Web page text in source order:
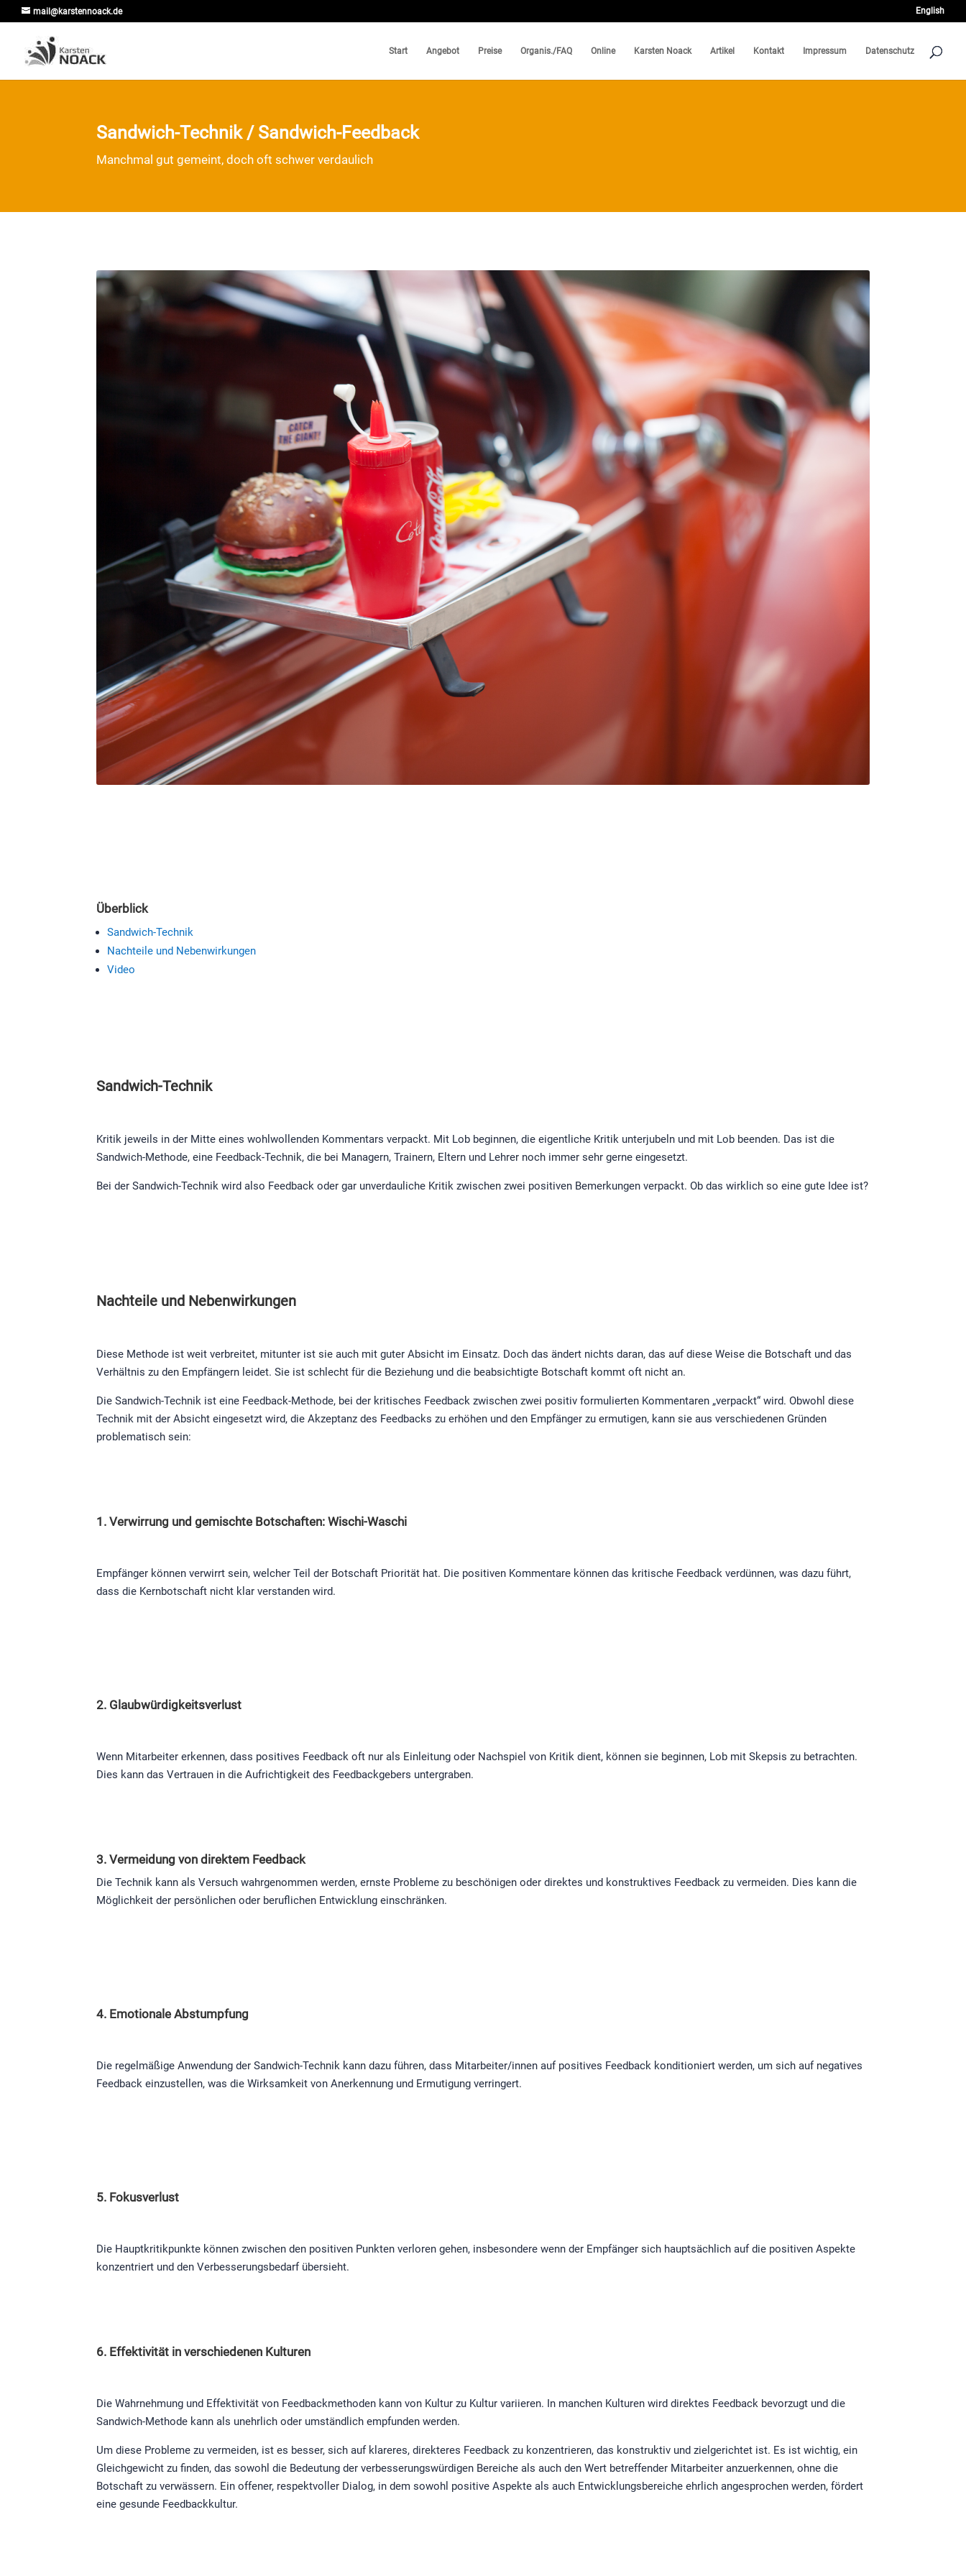
mail@karstennoack.de English
Start Angebot Preise Organis./FAQ Online Karsten Noack Artikel Kontakt Impressum Datenschutz
Sandwich-Technik / Sandwich-Feedback
Manchmal gut gemeint, doch oft schwer verdaulich
Überblick
Sandwich-Technik
Nachteile und Nebenwirkungen
Video
Sandwich-Technik
Kritik jeweils in der Mitte eines wohlwollenden Kommentars verpackt. Mit Lob beginnen, die eigentliche Kritik unterjubeln und mit Lob beenden. Das ist die
Sandwich-Methode, eine Feedback-Technik, die bei Managern, Trainern, Eltern und Lehrer noch immer sehr gerne eingesetzt.
Bei der Sandwich-Technik wird also Feedback oder gar unverdauliche Kritik zwischen zwei positiven Bemerkungen verpackt. Ob das wirklich so eine gute Idee ist?
Nachteile und Nebenwirkungen
Diese Methode ist weit verbreitet, mitunter ist sie auch mit guter Absicht im Einsatz. Doch das ändert nichts daran, das auf diese Weise die Botschaft und das
Verhältnis zu den Empfängern leidet. Sie ist schlecht für die Beziehung und die beabsichtigte Botschaft kommt oft nicht an.
Die Sandwich-Technik ist eine Feedback-Methode, bei der kritisches Feedback zwischen zwei positiv formulierten Kommentaren „verpackt“ wird. Obwohl diese
Technik mit der Absicht eingesetzt wird, die Akzeptanz des Feedbacks zu erhöhen und den Empfänger zu ermutigen, kann sie aus verschiedenen Gründen
problematisch sein:
1. Verwirrung und gemischte Botschaften: Wischi-Waschi
Empfänger können verwirrt sein, welcher Teil der Botschaft Priorität hat. Die positiven Kommentare können das kritische Feedback verdünnen, was dazu führt,
dass die Kernbotschaft nicht klar verstanden wird.
2. Glaubwürdigkeitsverlust
Wenn Mitarbeiter erkennen, dass positives Feedback oft nur als Einleitung oder Nachspiel von Kritik dient, können sie beginnen, Lob mit Skepsis zu betrachten.
Dies kann das Vertrauen in die Aufrichtigkeit des Feedbackgebers untergraben.
3. Vermeidung von direktem Feedback
Die Technik kann als Versuch wahrgenommen werden, ernste Probleme zu beschönigen oder direktes und konstruktives Feedback zu vermeiden. Dies kann die
Möglichkeit der persönlichen oder beruflichen Entwicklung einschränken.
4. Emotionale Abstumpfung
Die regelmäßige Anwendung der Sandwich-Technik kann dazu führen, dass Mitarbeiter/innen auf positives Feedback konditioniert werden, um sich auf negatives
Feedback einzustellen, was die Wirksamkeit von Anerkennung und Ermutigung verringert.
5. Fokusverlust
Die Hauptkritikpunkte können zwischen den positiven Punkten verloren gehen, insbesondere wenn der Empfänger sich hauptsächlich auf die positiven Aspekte
konzentriert und den Verbesserungsbedarf übersieht.
6. Effektivität in verschiedenen Kulturen
Die Wahrnehmung und Effektivität von Feedbackmethoden kann von Kultur zu Kultur variieren. In manchen Kulturen wird direktes Feedback bevorzugt und die
Sandwich-Methode kann als unehrlich oder umständlich empfunden werden.
Um diese Probleme zu vermeiden, ist es besser, sich auf klareres, direkteres Feedback zu konzentrieren, das konstruktiv und zielgerichtet ist. Es ist wichtig, ein
Gleichgewicht zu finden, das sowohl die Bedeutung der verbesserungswürdigen Bereiche als auch den Wert betreffender Mitarbeiter anzuerkennen, ohne die
Botschaft zu verwässern. Ein offener, respektvoller Dialog, in dem sowohl positive Aspekte als auch Entwicklungsbereiche ehrlich angesprochen werden, fördert
eine gesunde Feedbackkultur.